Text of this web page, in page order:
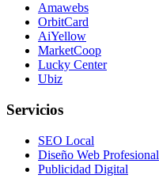
Amawebs
OrbitCard
AiYellow
MarketCoop
Lucky Center
Ubiz
Servicios
SEO Local
Diseño Web Profesional
Publicidad Digital